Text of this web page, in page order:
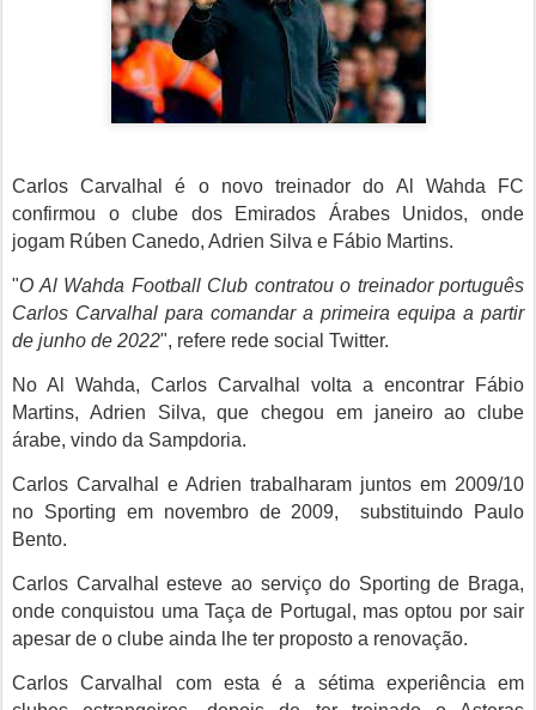
Carlos Carvalhal é o novo treinador do Al Wahda FC
confirmou o clube dos Emirados Árabes Unidos, onde
jogam Rúben Canedo, Adrien Silva e Fábio Martins.
"O Al Wahda Football Club contratou o treinador português
Carlos Carvalhal para comandar a primeira equipa a partir
de junho de 2022", refere rede social Twitter.
No Al Wahda, Carlos Carvalhal volta a encontrar Fábio
Martins, Adrien Silva, que chegou em janeiro ao clube
árabe, vindo da Sampdoria.
Carlos Carvalhal e Adrien trabalharam juntos em 2009/10
no Sporting em novembro de 2009, substituindo Paulo
Bento.
Carlos Carvalhal esteve ao serviço do Sporting de Braga,
onde conquistou uma Taça de Portugal, mas optou por sair
apesar de o clube ainda lhe ter proposto a renovação.
Carlos Carvalhal com esta é a sétima experiência em